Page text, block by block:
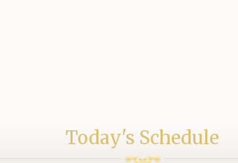
Today's Schedule